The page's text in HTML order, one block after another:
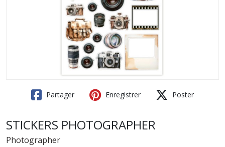
Partager Enregistrer Poster
STICKERS PHOTOGRAPHER
Photographer